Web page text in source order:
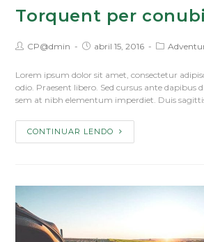
Torquent per
CP@dmin abril 15, 2016
Lorem ipsum dolor sit amet, consectetur
odio. Praesent libero. Sed cursus ante dapibus
sem at nibh elementum imperdiet. Duis
CONTINUAR LENDO